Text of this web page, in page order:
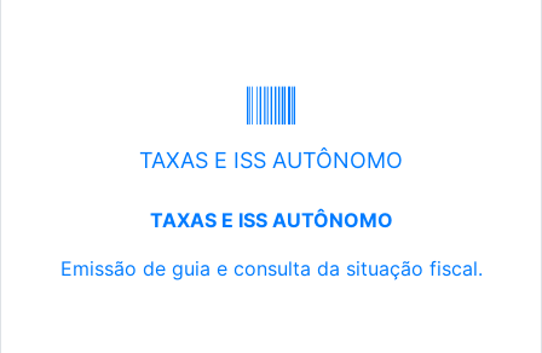
TAXAS E ISS AUTÔNOMO
TAXAS E ISS AUTÔNOMO
Emissão de guia e consulta da situação fiscal.